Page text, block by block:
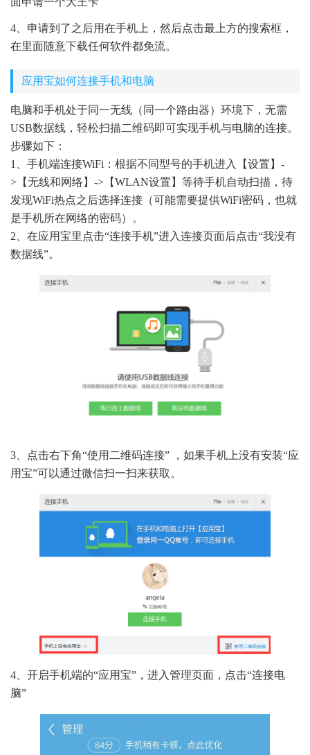
4、申请到了之后用在手机上，然后点击最上方的搜索框，
在里面随意下载任何软件都免流。
应用宝如何连接手机和电脑
电脑和手机处于同一无线（同一个路由器）环境下，无需
USB数据线，轻松扫描二维码即可实现手机与电脑的连接。
步骤如下：
1、手机端连接WiFi：根据不同型号的手机进入【设置】-
>【无线和网络】->【WLAN设置】等待手机自动扫描，待
发现WiFi热点之后选择连接（可能需要提供WiFi密码，也就
是手机所在网络的密码）。
2、在应用宝里点击“连接手机”进入连接页面后点击“我没有
数据线”。
3、点击右下角“使用二维码连接” ，如果手机上没有安装“应
用宝”可以通过微信扫一扫来获取。
4、开启手机端的“应用宝”，进入管理页面，点击“连接电
脑”